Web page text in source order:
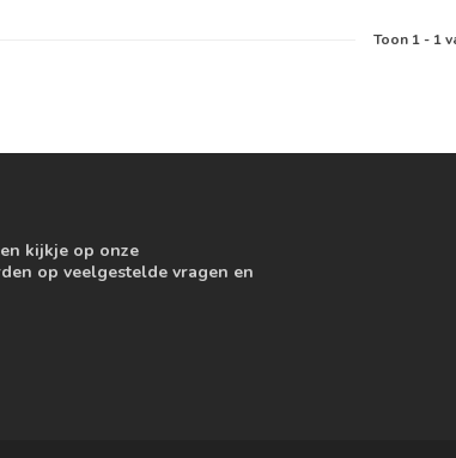
Toon 1- 1
kijkje op onze
op veelgestelde vragen en